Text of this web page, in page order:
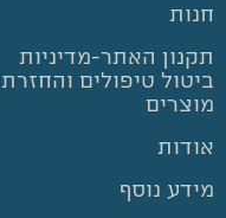
חנות
תקנון האתר-מדיניות
ביטול טיפולים והחזרת
מוצרים
אודות
מידע נוסף